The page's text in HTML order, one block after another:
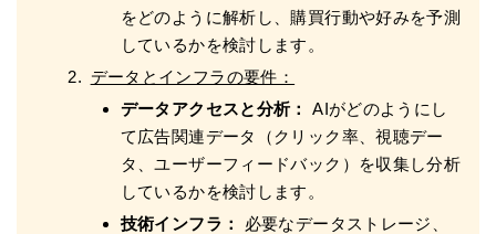
をどのように解析し、購買行動や好みを予測
しているかを検討します。
データとインフラの要件：
データアクセスと分析：
AIがどのようにし
て広告関連データ（クリック率、視聴デー
タ、ユーザーフィードバック）を収集し分析
しているかを検討します。
技術インフラ：
必要なデータストレージ、